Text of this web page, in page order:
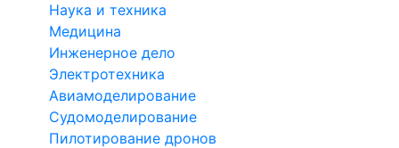
Наука и техника
Медицина
Инженерное дело
Электротехника
Авиамоделирование
Судомоделирование
Пилотирование дронов